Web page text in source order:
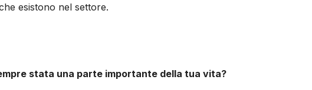
esistono nel settore.
stata una parte importante della tua vita?